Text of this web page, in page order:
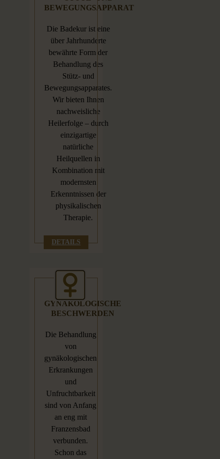
BEWEGUNGSAPPARAT
Die Badekur ist eine
über Jahrhunderte
bewährte Form der
Behandlung des
Stütz- und
Bewegungsapparates.
Wir bieten Ihnen
nachweisliche
Heilerfolge – durch
einzigartige
natürliche
Heilquellen in
Kombination mit
modernsten
Erkenntnissen der
physikalischen
Therapie.
DETAILS
GYNÄKOLOGISCHE
BESCHWERDEN
Die Behandlung
von
gynäkologischen
Erkrankungen
und
Unfruchtbarkeit
sind von Anfang
an eng mit
Franzensbad
verbunden.
Schon das